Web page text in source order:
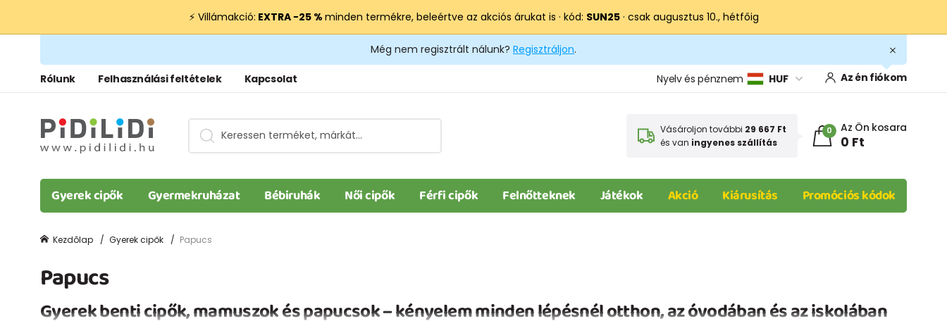
⚡ Villámakció: EXTRA −25 % minden termékre, beleértve az akciós árukat is · kód: SUN25· csak augusztus 10., hétfőig
Még nem regisztrált nálunk? Regisztráljon.
Rólunk Felhasználási feltételek Kapcsolat Nyelv és pénznem HUF Az én fiókom
Vásároljon további 29 667 Ft
és van ingyenes szállítás
0 Az Ön kosara
0 Ft
Gyerek cipők Gyermekruházat Bébiruhák Női cipők Férfi cipők Felnőtteknek Játékok Akció Kiárusítás Promóciós kódok
Kezdõlap Gyerek cipők Papucs
Papucs
Gyerek benti cipők, mamuszok és papucsok – kényelem minden lépésnél otthon, az óvodában és az iskolában